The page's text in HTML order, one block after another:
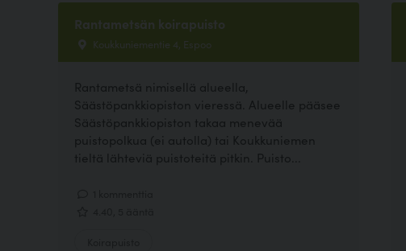
Rantametsän koirapuisto
Koukkuniementie 4, Espoo
Rantametsä nimisellä alueella,
Säästöpankkiopiston vieressä. Alueelle pääsee
Säästöpankkiopiston takaa menevää
puistopolkua (ei autolla) tai Koukkuniemen
tieltä lähteviä puistoteitä pitkin. Puisto...